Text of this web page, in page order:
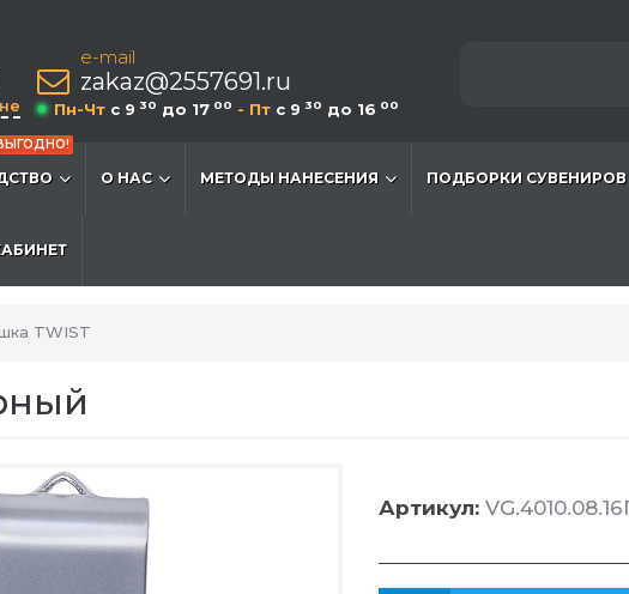
e-mail
zakaz@2557691.ru
Пн-Чт c 9 30 до 17 00 - Пт c 9 30 до 16 00
О НАС МЕТОДЫ НАНЕСЕНИЯ ПОДБОРКИ СУВЕНИРОВ
TWIST
Артикул: